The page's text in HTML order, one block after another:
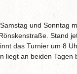
und Sonntag
Stand
das Turnier um 8
liegt an beiden Tagen